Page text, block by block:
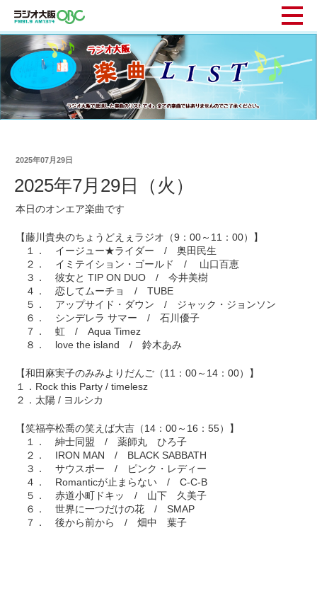
2025年07月29日
2025年7月29日（火）
本日のオンエア楽曲です
【藤川貴央のちょうどえぇラジオ（9：00～11：00）】
１． イージュー★ライダー / 奥田民生
２． イミテイション・ゴールド / 山口百恵
３． 彼女と TIP ON DUO / 今井美樹
４． 恋してムーチョ / TUBE
５． アップサイド・ダウン / ジャック・ジョンソン
６． シンデレラ サマー / 石川優子
７． 虹 / Aqua Timez
８． love the island / 鈴木あみ
【和田麻実子のみみよりだんご（11：00～14：00）】
１．Rock this Party / timelesz
２．太陽 / ヨルシカ
【笑福亭松喬の笑えば大吉（14：00～16：55）】
１． 紳士同盟 / 薬師丸 ひろ子
２． IRON MAN / BLACK SABBATH
３． サウスポー / ピンク・レディー
４． Romanticが止まらない / C-C-B
５． 赤道小町ドキッ / 山下 久美子
６． 世界に一つだけの花 / SMAP
７． 後から前から / 畑中 葉子